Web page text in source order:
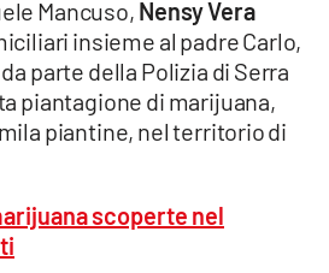
Mancuso, Nensy Vera
insieme al padre Carlo,
parte della Polizia di Serra
piantagione di marijuana,
piantine, nel territorio di
scoperte nel